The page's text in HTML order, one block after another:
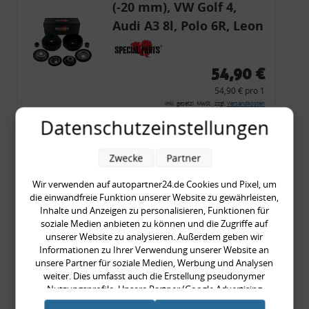
(-20 mm), VW Golf 4,
Audi A3 8l, Polo 6R, Leon
54,90 €
54,90 € pro 1
inkl. gesetzl. MwSt., zzgl. Versandkosten
Merkzettel
Zum Artikel
Rückleuchtenband mit
Blinker, rot, US-Ecken,
Audi 80 Cabrio, Typ 89,
OE-Nr.: 8G0945225 +
8G0945225C
999,99 €
Datenschutzeinstellungen
Wir verwenden auf autopartner24.de Cookies und Pixel, um
die einwandfreie Funktion unserer Website zu gewährleisten,
Inhalte und Anzeigen zu personalisieren, Funktionen für
soziale Medien anbieten zu können und die Zugriffe auf
unserer Website zu analysieren. Außerdem geben wir
Informationen zu Ihrer Verwendung unserer Website an
unsere Partner für soziale Medien, Werbung und Analysen
weiter. Dies umfasst auch die Erstellung pseudonymer
Nutzungsprofile. Unsere Partner (Google Advertising
Products) führen diese Informationen möglicherweise mit
Zwecke Partner